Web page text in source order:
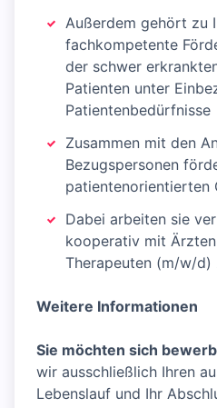
Außerdem gehört zu
fachkompetente
der schwer
Patienten unter
Patientenbedürfnisse
Zusammen mit den
Bezugspersonen
patientenorientierten
Dabei arbeiten sie
kooperativ mit
Therapeuten (m/w/d)
Weitere Informationen
Sie möchten sich
wir ausschließlich Ihren
Lebenslauf und Ihr